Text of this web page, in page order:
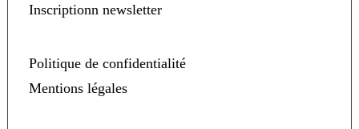
Inscriptionn newsletter
Politique de confidentialité
Mentions légales